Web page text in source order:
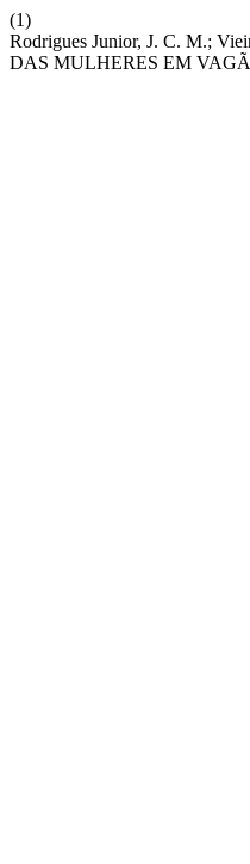
(1)
Rodrigues Junior, J. C. M.;
DAS MULHERES EM